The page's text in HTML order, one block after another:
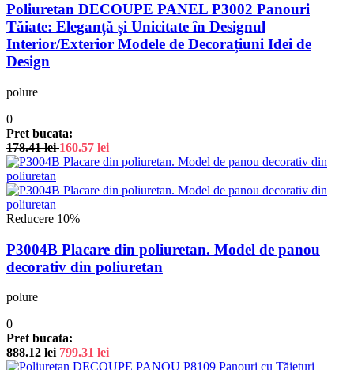
Poliuretan DECOUPE PANEL P3002 Panouri
Tăiate: Eleganță și Unicitate în Designul
Interior/Exterior Modele de Decorațiuni Idei de
Design
polure
0
Pret bucata:
178.41lei 160.57 lei
Reducere 10%
P3004B Placare din poliuretan. Model de panou
decorativ din poliuretan
polure
0
Pret bucata:
888.12lei 799.31 lei